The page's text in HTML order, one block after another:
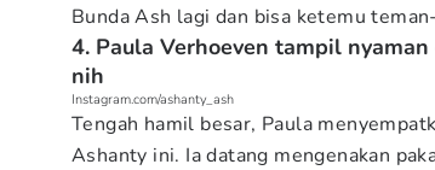
Bunda Ash lagi dan bisa ketemu
4. Paula Verhoeven tampil
nih
Instagram.com/ashanty_ash
Tengah hamil besar, Paula
Ashanty ini. Ia datang mengenakan